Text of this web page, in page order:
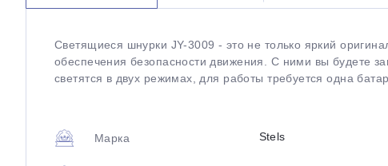
Светящиеся шнурки JY-3009 - это не только яркий
обеспечения безопасности движения. С ними вы будете
светятся в двух режимах, для работы требуется одна
Марка Stels